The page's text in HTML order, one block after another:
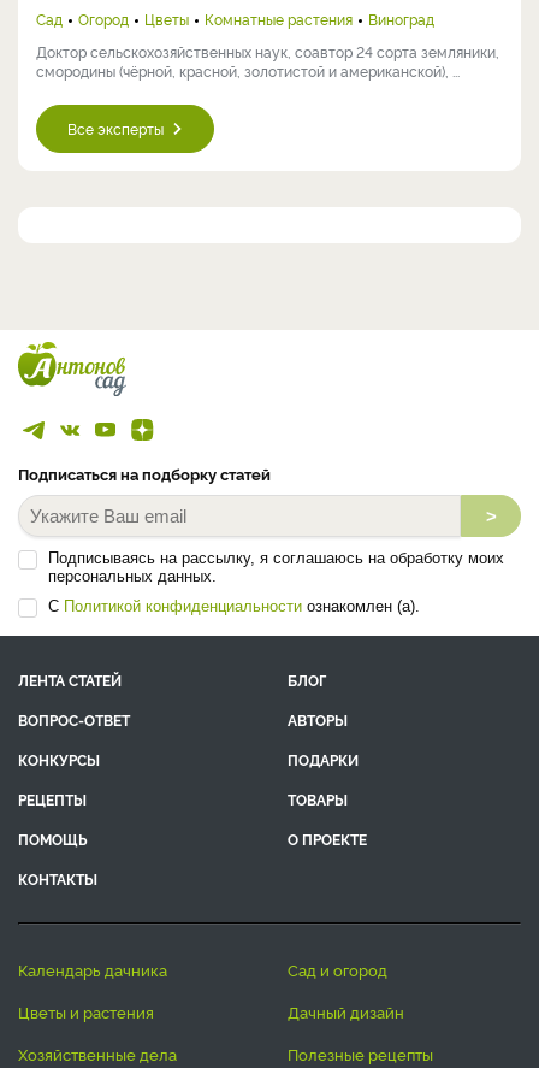
Сад Огород Цветы Комнатные растения
Виноград
Доктор сельскохозяйственных наук, соавтор 24 сорта земляники,
смородины (чёрной, красной, золотистой и американской), ...
Все эксперты
Подписаться на подборку статей
>
Подписываясь на рассылку, я соглашаюсь на обработку моих
персональных данных.
С Политикой конфиденциальности ознакомлен (а).
ЛЕНТА СТАТЕЙ
БЛОГ
ВОПРОС-ОТВЕТ
АВТОРЫ
КОНКУРСЫ
ПОДАРКИ
РЕЦЕПТЫ
ТОВАРЫ
ПОМОЩЬ
О ПРОЕКТЕ
КОНТАКТЫ
календарь дачника
сад и огород
цветы и растения
дачный дизайн
хозяйственные дела
полезные рецепты